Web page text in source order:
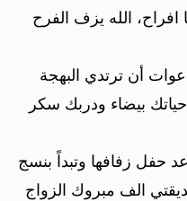
الله يزف الفرح
أن ترتدي البهجة
بيضاء ودربك سكر
حفل زفافها وتبداً بنسج
الف مبروك الزواج